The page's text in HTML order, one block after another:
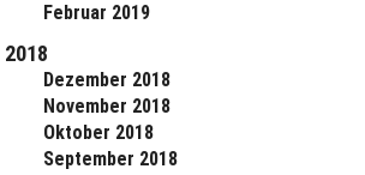
Februar 2019
2018
Dezember 2018
November 2018
Oktober 2018
September 2018